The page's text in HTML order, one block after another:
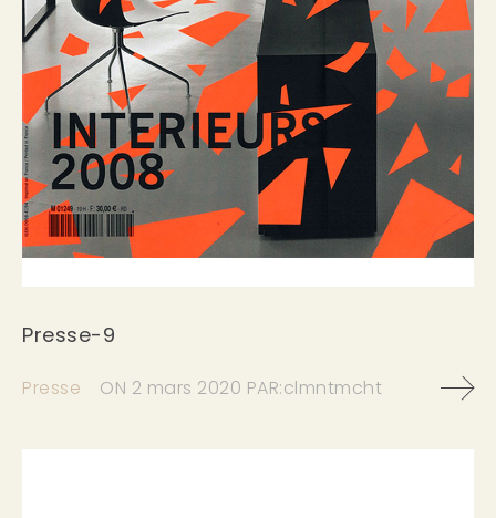
Presse-9
Presse ON 2 mars 2020 PAR:clmntmcht